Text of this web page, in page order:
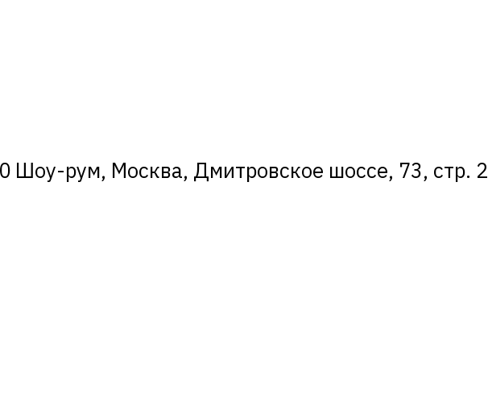
Шоу-рум, Москва, Дмитровское шоссе, 73, стр. 2